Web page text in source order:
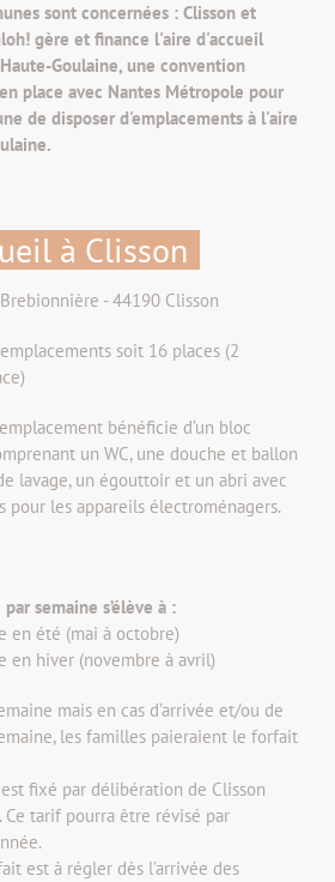
sont concernées : Clisson et
gère et finance l'aire d'accueil
Goulaine, une convention
place avec Nantes Métropole pour
de disposer d'emplacements à l'aire
à Clisson
- 44190 Clisson
soit 16 places (2
bénéficie d’un bloc
un WC, une douche et ballon
lavage, un égouttoir et un abri avec
pour les appareils électroménagers.
semaine s’élève à :
été (mai à octobre)
hiver (novembre à avril)
mais en cas d’arrivée et/ou de
les familles paieraient le forfait
fixé par délibération de Clisson
Ce tarif pourra être révisé par
est à régler dès l’arrivée des